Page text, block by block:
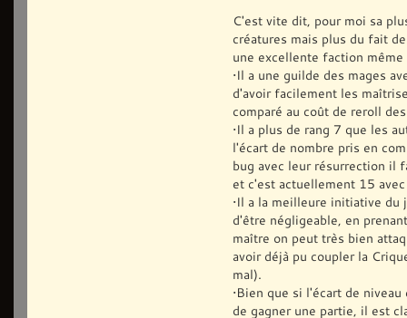
C'est vite dit, pour moi sa
créatures mais plus du fait
une excellente faction même
•Il a une guilde des mages
d'avoir facilement les
comparé au coût de reroll
•Il a plus de rang 7 que les
l'écart de nombre pris en
bug avec leur résurrection il
et c'est actuellement 15
•Il a la meilleure initiative
d'être négligeable, en
maître on peut très bien
avoir déjà pu coupler la
mal).
•Bien que si l'écart de
de gagner une partie, il est